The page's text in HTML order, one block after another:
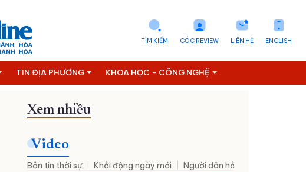
ENGLISH
LIÊN HỆ
GÓC REVIEW
TÌM KIẾM
TIN ĐỊA PHƯƠNG KHOA HỌC - CÔNG NGHỆ
Xem nhiều
Video
Bản tin thời sự Khởi động ngày mới Người dân hỏi – Cơ quan nhà